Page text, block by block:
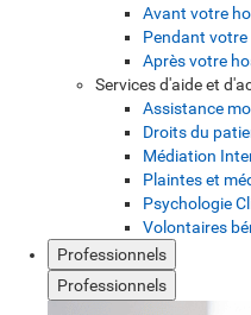
Avant votre
Pendant
Après votre
Services d'aide et
Assistance
Droits du
Médiation
Plaintes et
Psychologie
Volontaires
Professionnels
Professionnels